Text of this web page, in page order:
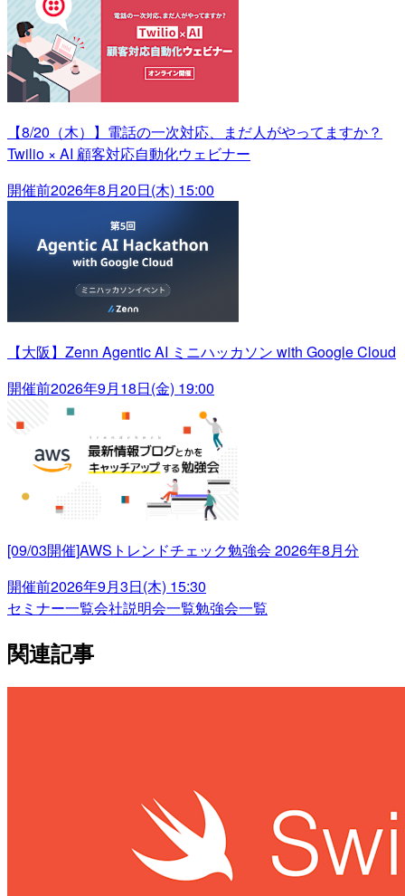
【8/20（木）】電話の一次対応、まだ人がやってますか？
Twilio × AI 顧客対応自動化ウェビナー
開催前2026年8月20日(木) 15:00
【大阪】Zenn Agentic AI ミニハッカソン with Google Cloud
開催前2026年9月18日(金) 19:00
[09/03開催]AWSトレンドチェック勉強会 2026年8月分
開催前2026年9月3日(木) 15:30
セミナー一覧会社説明会一覧勉強会一覧
関連記事